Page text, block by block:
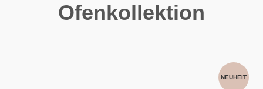
Ofenkollektion
NEUHEIT